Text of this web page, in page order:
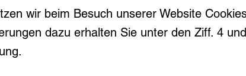
wir beim Besuch unserer Website
dazu erhalten Sie unter den Ziff. 4